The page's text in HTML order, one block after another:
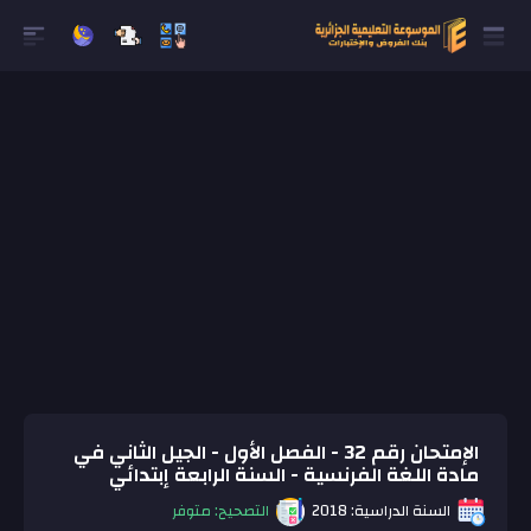
الإمتحان رقم 32 - الفصل الأول - الجيل الثاني في
مادة اللغة الفرنسية - السنة الرابعة إبتدائي
السنة الدراسية: 2018 التصحيح: متوفر